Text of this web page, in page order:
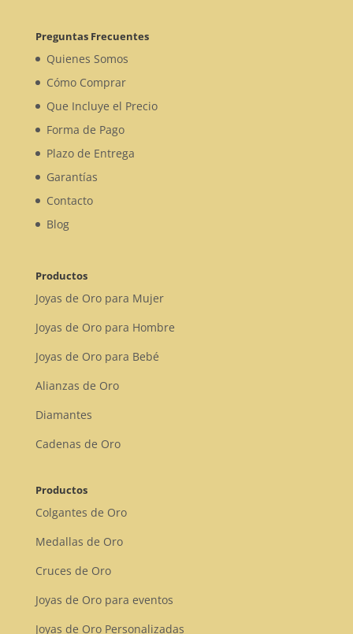
Preguntas Frecuentes
Quienes Somos
Cómo Comprar
Que Incluye el Precio
Forma de Pago
Plazo de Entrega
Garantías
Contacto
Blog
Productos
Joyas de Oro para Mujer
Joyas de Oro para Hombre
Joyas de Oro para Bebé
Alianzas de Oro
Diamantes
Cadenas de Oro
Productos
Colgantes de Oro
Medallas de Oro
Cruces de Oro
Joyas de Oro para eventos
Joyas de Oro Personalizadas